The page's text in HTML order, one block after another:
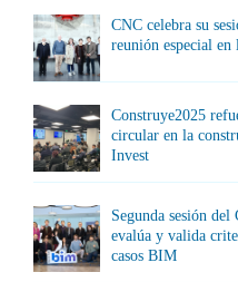
CNC celebra su
reunión especial
Construye2025
circular en la
Invest
Segunda sesión
evalúa y valida
casos BIM